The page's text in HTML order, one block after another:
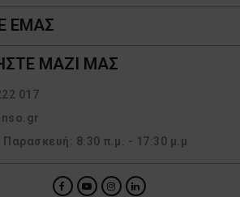
ΕΜΑΣ
ΜΑΖΊ ΜΑΣ
017
8:30 π.μ. - 17:30 μ.μ